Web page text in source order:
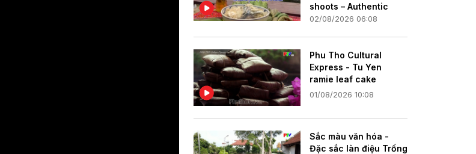
shoots – Authentic
flavors, rich in
02/08/2026 06:08
Phu Tho Cultural
Express - Tu Yen
ramie leaf cake
01/08/2026 10:08
Sắc màu văn hóa -
Đặc sắc làn điệu Trống